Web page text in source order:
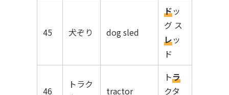
45 犬ぞり dog sled
ドッ
グ ス
レッ
ド
46
トラク
tractor
トラ
クタ